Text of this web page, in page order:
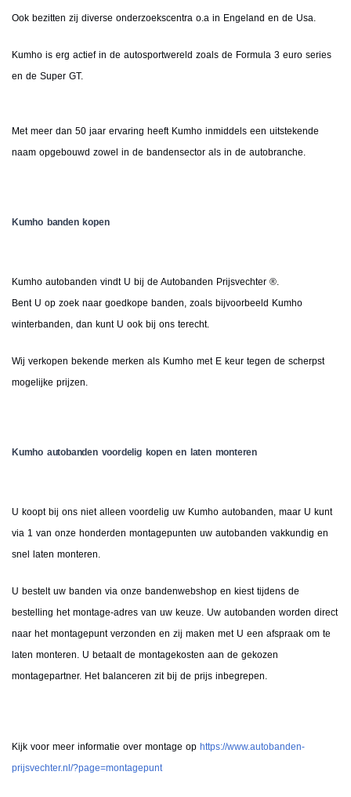
Ook bezitten zij diverse onderzoekscentra o.a in Engeland en de Usa.
Kumho is erg actief in de autosportwereld zoals de Formula 3 euro series
en de Super GT.
Met meer dan 50 jaar ervaring heeft Kumho inmiddels een uitstekende
naam opgebouwd zowel in de bandensector als in de autobranche.
Kumho banden kopen
Kumho autobanden vindt U bij de Autobanden Prijsvechter ®.
Bent U op zoek naar goedkope banden, zoals bijvoorbeeld Kumho
winterbanden, dan kunt U ook bij ons terecht.
Wij verkopen bekende merken als Kumho met E keur tegen de scherpst
mogelijke prijzen.
Kumho autobanden voordelig kopen en laten monteren
U koopt bij ons niet alleen voordelig uw Kumho autobanden, maar U kunt
via 1 van onze honderden montagepunten uw autobanden vakkundig en
snel laten monteren.
U bestelt uw banden via onze bandenwebshop en kiest tijdens de
bestelling het montage-adres van uw keuze. Uw autobanden worden direct
naar het montagepunt verzonden en zij maken met U een afspraak om te
laten monteren. U betaalt de montagekosten aan de gekozen
montagepartner. Het balanceren zit bij de prijs inbegrepen.
Kijk voor meer informatie over montage op https://www.autobanden-
prijsvechter.nl/?page=montagepunt